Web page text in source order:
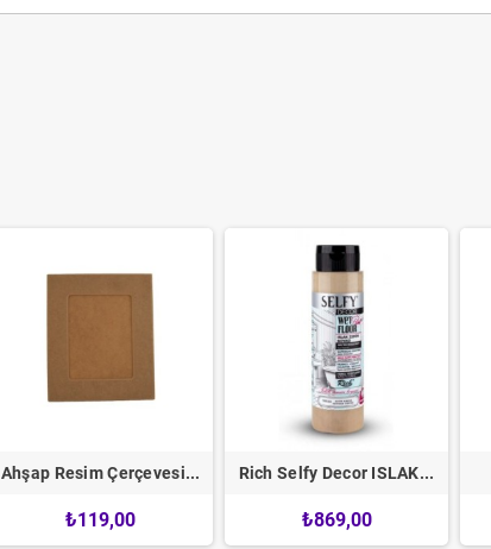
Ahşap Resim Çerçevesi...
₺119,00
Rich Selfy Decor ISLAK...
₺869,00